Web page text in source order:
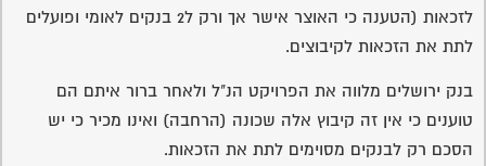
לזכאות (הטענה כי האוצר אישר אך ורק ל2 בנקים לאומי ופועלים
לתת את הזכאות לקיבוצים.
בנק ירושלים מלווה את הפרויקט הנ"ל ולאחר ברור איתם הם
טוענים כי אין זה קיבוץ אלה שכונה (הרחבה) ואינו מכיר כי יש
הסכם רק לבנקים מסוימים לתת את הזכאות.